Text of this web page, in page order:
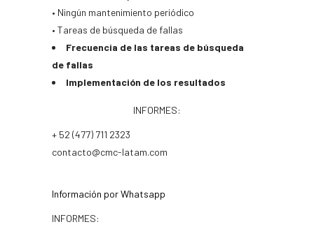
• Ningún mantenimiento periódico
• Tareas de búsqueda de fallas
Frecuencia de las tareas de búsqueda
de fallas
Implementación de los resultados
INFORMES:
+ 52 (477) 711 2323
contacto@cmc-latam.com
Información por Whatsapp
INFORMES: